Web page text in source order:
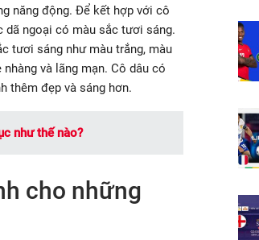
năng động. Để kết hợp với cô
dã ngoại có màu sắc tươi sáng.
tươi sáng như màu trắng, màu
và lãng mạn. Cô dâu có
thêm đẹp và sáng hơn.
như thế nào?
cho những